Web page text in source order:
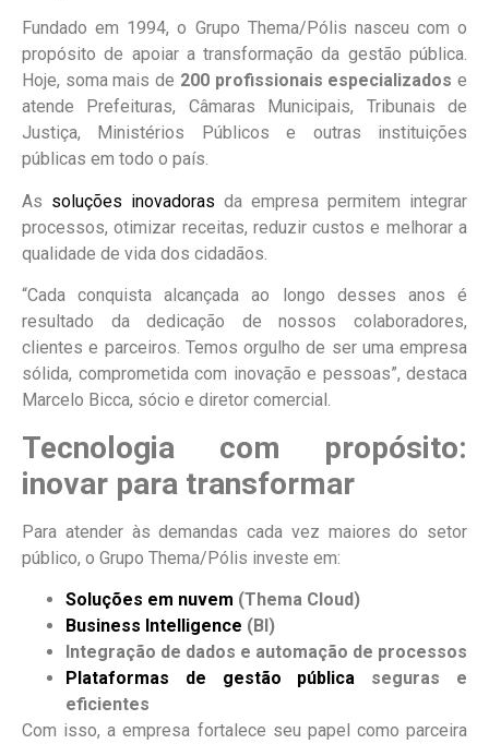
Fundado em 1994, o Grupo Thema/Pólis nasceu com o
propósito de apoiar a transformação da gestão pública.
Hoje, soma mais de 200 profissionais especializados e
atende Prefeituras, Câmaras Municipais, Tribunais de
Justiça, Ministérios Públicos e outras instituições
públicas em todo o país.
As soluções inovadoras da empresa permitem integrar
processos, otimizar receitas, reduzir custos e melhorar a
qualidade de vida dos cidadãos.
“Cada conquista alcançada ao longo desses anos é
resultado da dedicação de nossos colaboradores,
clientes e parceiros. Temos orgulho de ser uma empresa
sólida, comprometida com inovação e pessoas”, destaca
Marcelo Bicca, sócio e diretor comercial.
Tecnologia com propósito:
inovar para transformar
Para atender às demandas cada vez maiores do setor
público, o Grupo Thema/Pólis investe em:
Soluções em nuvem (Thema Cloud)
Business Intelligence (BI)
Integração de dados e automação de processos
Plataformas de gestão pública seguras e
eficientes
Com isso, a empresa fortalece seu papel como parceira